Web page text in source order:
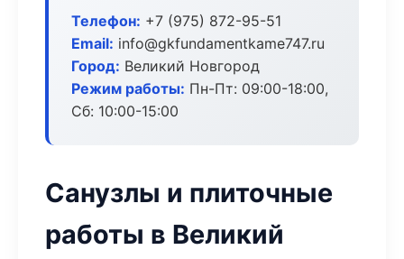
Телефон: +7 (975) 872-95-51
Email: info@gkfundamentkame747.ru
Город: Великий Новгород
Режим работы: Пн-Пт: 09:00-18:00,
Сб: 10:00-15:00
Санузлы и плиточные
работы в Великий